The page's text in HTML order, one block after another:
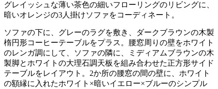
グレイッシュな薄い茶色の細いフローリングのリビングに、
暗いオレンジの3人掛けソファをコーディネート。
ソファの下に、グレーのラグを敷き、ダークブラウンの木製
楕円形コーヒーテーブルをプラス。腰窓周りの壁をホワイト
のレンガ調にして、ソファの隣に、ミディアムブラウンの木
製脚とホワイトの大理石調天板を組み合わせた正方形サイド
テーブルをレイアウト。2か所の腰窓の間の壁に、ホワイト
の額縁に入れたホワイト×暗いイエロー×ブルーのシンプル